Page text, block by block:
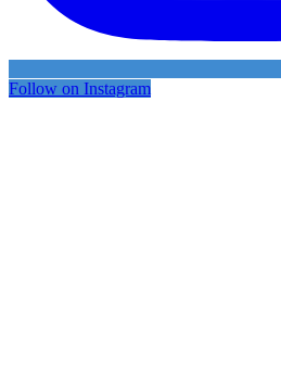
Follow on Instagram